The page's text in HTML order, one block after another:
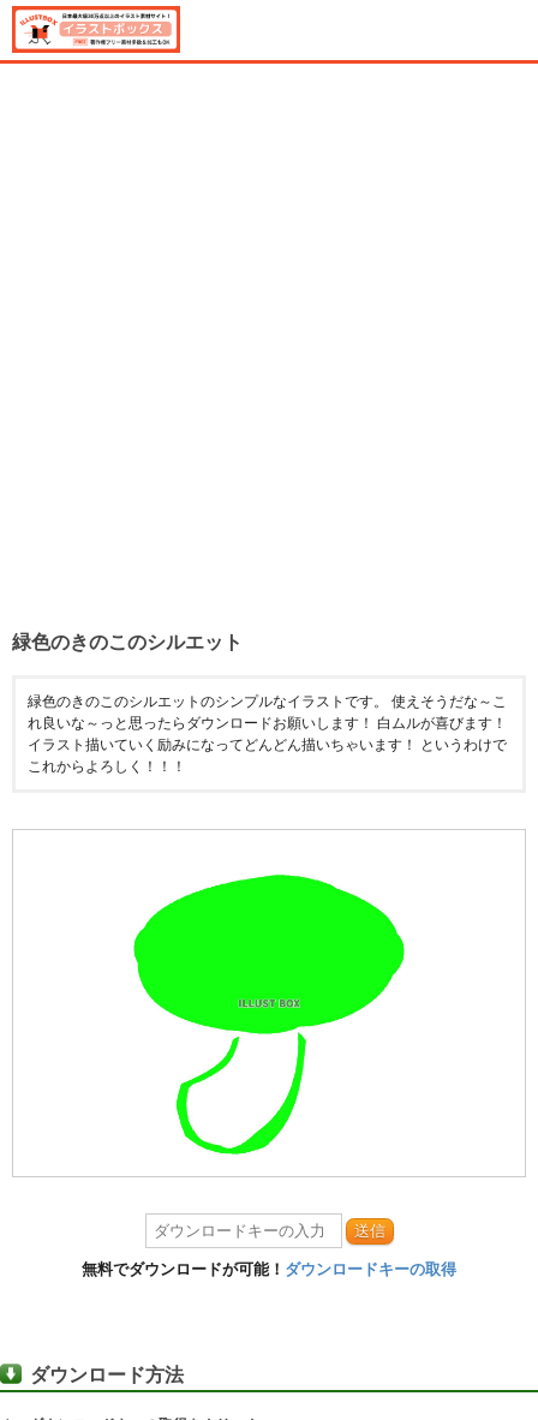
緑色のきのこのシルエット
緑色のきのこのシルエットのシンプルなイラストです。 使えそうだな～こ
れ良いな～っと思ったらダウンロードお願いします！ 白ムルが喜びます！
イラスト描いていく励みになってどんどん描いちゃいます！ というわけで
これからよろしく！！！
送信
無料でダウンロードが可能！ ダウンロードキーの取得
ダウンロード方法